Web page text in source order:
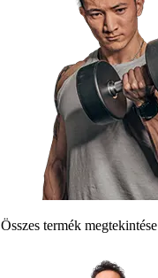
Összes termék megtekintése